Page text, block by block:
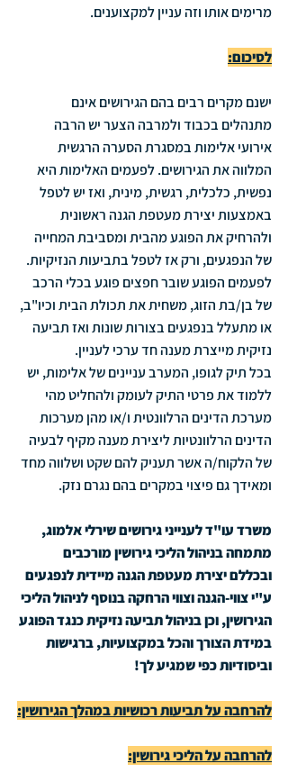
מרימים אותו וזה עניין למקצוענים.
לסיכום:
ישנם מקרים רבים בהם הגירושים אינם
מתנהלים בכבוד ולמרבה הצער יש הרבה
אירועי אלימות במסגרת הסערה הרגשית
המלווה את הגירושים. לפעמים האלימות היא
נפשית, כלכלית, רגשית, מינית, ואז יש לטפל
באמצעות יצירת מעטפת הגנה ראשונית
ולהרחיק את הפוגע מהבית ומסביבת המחייה
של הנפגעים, ורק אז לטפל בתביעות הנזיקיות.
לפעמים הפוגע שובר חפצים פוגע בכלי הרכב
של בן/בת הזוג, משחית את תכולת הבית וכיו"ב,
או מתעלל בנפגעים בצורות שונות ואז תביעה
נזיקית מייצרת מענה חד ערכי לעניין.
בכל תיק לגופו, המערב עניינים של אלימות, יש
ללמוד את פרטי התיק לעומק ולהחליט מהי
מערכת הדינים הרלוונטית ו/או מהן מערכות
הדינים הרלוונטיות ליצירת מענה מקיף לבעיה
של הלקוח/ה אשר תעניק להם שקט ושלווה מחד
ומאידך גם פיצוי במקרים בהם נגרם נזק.
משרד עו"ד לענייני גירושים שירלי אלמוג,
מתמחה בניהול הליכי גירושין מורכבים
ובכללם יצירת מעטפת הגנה מיידית לנפגעים
ע"י צווי-הגנה וצווי הרחקה בנוסף לניהול הליכי
הגירושין, וכן בניהול תביעה נזיקית כנגד הפוגע
במידת הצורך והכל במקצועיות, ברגישות
וביסודיות כפי שמגיע לך!
להרחבה על תביעות רכושיות במהלך הגירושין:
להרחבה על הליכי גירושין: